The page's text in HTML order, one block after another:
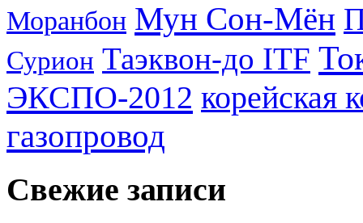
Моранбон Мун Сон-Мён
Сурион Таэквон-до ITF
ЭКСПО-2012 корейская
газопровод
Свежие записи